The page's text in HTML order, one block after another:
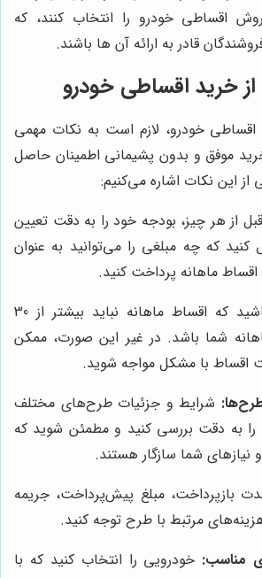
اقساطی خودرو را انتخاب کنند، که
قادر به ارائه آن ها باشند.
خرید اقساطی خودرو
اقساطی خودرو، لازم است به نکات مهمی
موفق و بدون پشیمانی اطمینان حاصل
از این نکات اشاره می‌کنیم:
قبل از هر چیز، بودجه خود را به دقت تعیین
که چه مبلغی را می‌توانید به عنوان
ماهانه پرداخت کنید.
توجه داشته باشید که اقساط ماهانه نباید بیشتر از 30
شما باشد. در غیر این صورت، ممکن
اقساط با مشکل مواجه شوید.
شرایط و جزئیات طرح‌های مختلف
به دقت بررسی کنید و مطمئن شوید که
نیازهای شما سازگار هستند.
بازپرداخت، مبلغ پیش‌پرداخت، جریمه
مرتبط با طرح توجه کنید.
مناسب: خودرویی را انتخاب کنید که با